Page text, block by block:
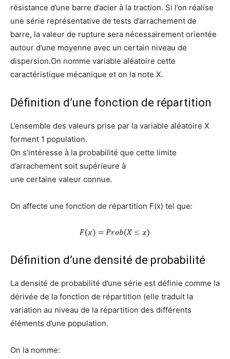
résistance d’une barre d’acier à la traction. Si l’on réalise
une série représentative de tests d’arrachement de
barre, la valeur de rupture sera nécessairement orientée
autour d’une moyenne avec un certain niveau de
dispersion.On nomme variable aléatoire cette
caractéristique mécanique et on la note X.
Définition d’une fonction de répartition
L’ensemble des valeurs prise par la variable aléatoire X
forment 1 population.
On s’intéresse à la probabilité que cette limite
d’arrachement soit supérieure à
une certaine valeur connue.
On affecte une fonction de répartition F(x) tel que:
Définition d’une densité de probabilité
La densité de probabilité d’une série est définie comme la
dérivée de la fonction de répartition (elle traduit la
variation au niveau de la répartition des différents
éléments d’une population.
On la nomme: